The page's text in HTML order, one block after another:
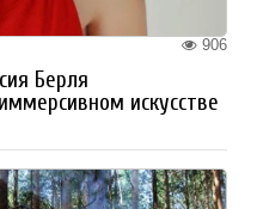
906
Берля
искусстве